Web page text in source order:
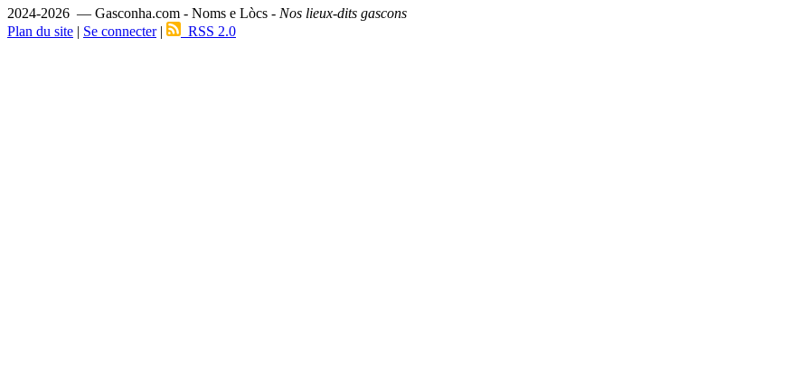
2024-2026 — Gasconha.com - Noms e Lòcs - Nos lieux-dits gascons
Plan du site | Se connecter| RSS 2.0